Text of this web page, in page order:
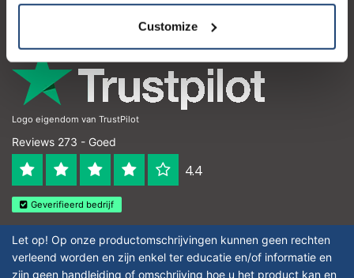
Customize
Logo eigendom van TrustPilot
Reviews 273 - Goed
4.4
Geverifieerd bedrijf
Let op! Op onze productomschrijvingen kunnen geen rechten
verleend worden en zijn enkel ter educatie en/of informatie en
zijn geen handleiding of omschrijving hoe u het product kan en